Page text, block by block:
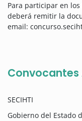
Para participar en los
deberá remitir la
email:
Convocantes
SECIHTI
Gobierno del Estado